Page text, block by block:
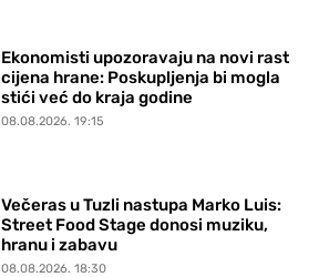
Ekonomisti upozoravaju na novi rast
cijena hrane: Poskupljenja bi mogla
stići već do kraja godine
08.08.2026. 19:15
Večeras u Tuzli nastupa Marko Luis:
Street Food Stage donosi muziku,
hranu i zabavu
08.08.2026. 18:30